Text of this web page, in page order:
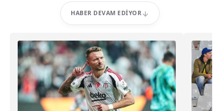
HABER DEVAM EDIYOR